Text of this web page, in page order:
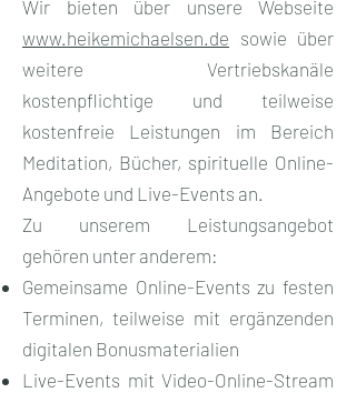
Wir bieten über unsere Webseite
www.heikemichaelsen.de sowie über
weitere Vertriebskanäle
kostenpflichtige und teilweise
kostenfreie Leistungen im Bereich
Meditation, Bücher, spirituelle Online-
Angebote und Live-Events an.
Zu unserem Leistungsangebot
gehören unter anderem:
Gemeinsame Online-Events zu festen
Terminen, teilweise mit ergänzenden
digitalen Bonusmaterialien
Live-Events mit Video-Online-Stream